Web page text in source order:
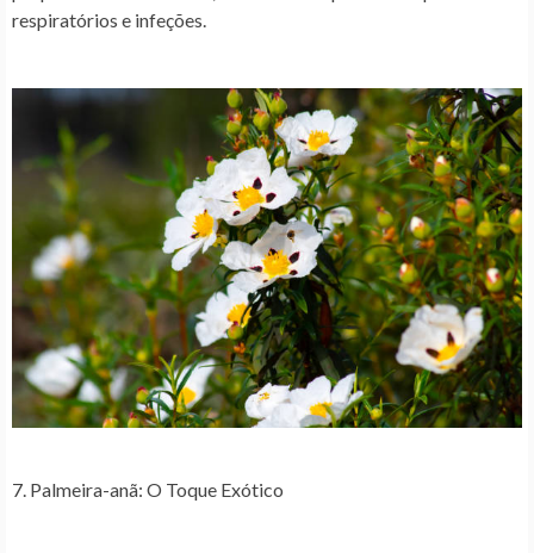
respiratórios e infeções.
7. Palmeira-anã: O Toque Exótico